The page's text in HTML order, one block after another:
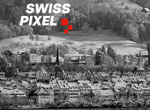
ERKUNDUNG
FUSSABDRUCKS: